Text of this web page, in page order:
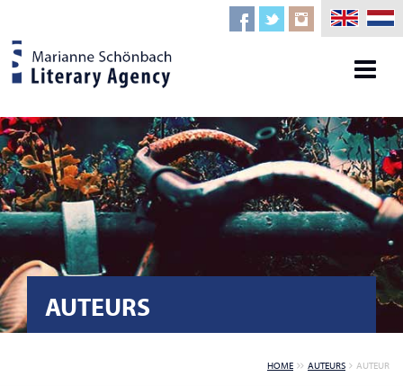
AUTEURS
HOME AUTEURS AUTEUR